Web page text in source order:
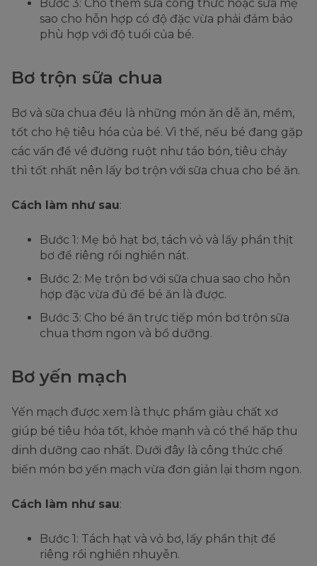
Bước 3: Cho thêm sữa công thức hoặc sữa mẹ
sao cho hỗn hợp có độ đặc vừa phải đảm bảo
phù hợp với độ tuổi của bé.
Bơ trộn sữa chua
Bơ và sữa chua đều là những món ăn dễ ăn, mềm,
tốt cho hệ tiêu hóa của bé. Vì thế, nếu bé đang gặp
các vấn đề về đường ruột như táo bón, tiêu chảy
thì tốt nhất nên lấy bơ trộn với sữa chua cho bé ăn.
Cách làm như sau:
Bước 1: Mẹ bỏ hạt bơ, tách vỏ và lấy phần thịt
bơ để riêng rồi nghiền nát.
Bước 2: Mẹ trộn bơ với sữa chua sao cho hỗn
hợp đặc vừa đủ để bé ăn là được.
Bước 3: Cho bé ăn trực tiếp món bơ trộn sữa
chua thơm ngon và bổ dưỡng.
Bơ yến mạch
Yến mạch được xem là thực phẩm giàu chất xơ
giúp bé tiêu hóa tốt, khỏe mạnh và có thể hấp thu
dinh dưỡng cao nhất. Dưới đây là công thức chế
biến món bơ yến mạch vừa đơn giản lại thơm ngon.
Cách làm như sau:
Bước 1: Tách hạt và vỏ bơ, lấy phần thịt để
riêng rồi nghiền nhuyễn.